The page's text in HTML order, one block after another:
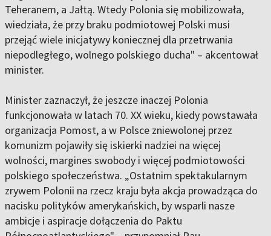
Teheranem, a Jałtą. Wtedy Polonia się mobilizowała,
wiedziała, że przy braku podmiotowej Polski musi
przejąć wiele inicjatywy koniecznej dla przetrwania
niepodległego, wolnego polskiego ducha" – akcentował
minister.
Minister zaznaczył, że jeszcze inaczej Polonia
funkcjonowała w latach 70. XX wieku, kiedy powstawała
organizacja Pomost, a w Polsce zniewolonej przez
komunizm pojawiły się iskierki nadziei na więcej
wolności, margines swobody i więcej podmiotowości
polskiego społeczeństwa. „Ostatnim spektakularnym
zrywem Polonii na rzecz kraju była akcja prowadząca do
nacisku polityków amerykańskich, by wsparli nasze
ambicje i aspiracje dołączenia do Paktu